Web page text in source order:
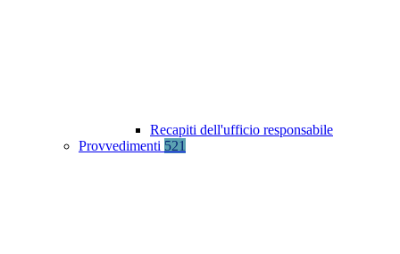
Recapiti dell'ufficio responsabile
Provvedimenti 521